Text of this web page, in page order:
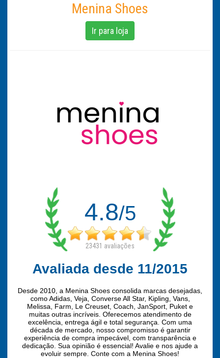
Menina Shoes
Ir para loja
4.8/5
23431 avaliações
Avaliada desde 11/2015
Desde 2010, a Menina Shoes consolida marcas desejadas,
como Adidas, Veja, Converse All Star, Kipling, Vans,
Melissa, Farm, Le Creuset, Coach, JanSport, Puket e
muitas outras incríveis. Oferecemos atendimento de
excelência, entrega ágil e total segurança. Com uma
década de mercado, nosso compromisso é garantir
experiência de compra impecável, com transparência e
dedicação. Sua opinião é essencial! Avalie e nos ajude a
evoluir sempre. Conte com a Menina Shoes!